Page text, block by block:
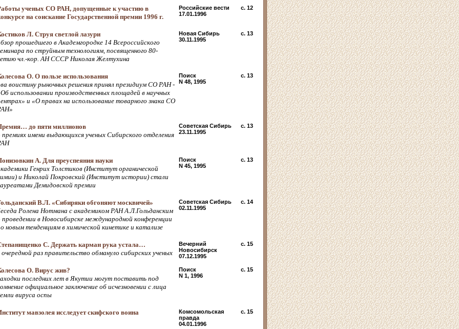
ученых СО РАН, допущенные к участию в
на соискание Государственной премии 1996 г.
Российские вести
17.01.1996
c. 12
Л. Струя светлой лазури
прошедшего в Академгородке 14 Всероссийского
по струйным технологиям, посвященного 80-
чл.-кор. АН СССР Николая Желтухина
Новая Сибирь
30.11.1995
c. 13
О. О пользе использования
воистину рыночных решения принял президиум СО РАН -
использовании производственных площадей в научных
и «О правах на использование товарного знака СО
Поиск
N 48, 1995
c. 13
до пяти миллионов
премиях имени выдающихся ученых Сибирского отделения
Советская Сибирь
23.11.1995
c. 13
А. Для преуспеяния науки
Генрих Толстиков (Институт органической
и Николай Покровский (Институт истории) стали
Демидовской премии
Поиск
N 45, 1995
c. 13
В.Л. «Сибиряки обгоняют москвичей»
Ролена Нотмана с академиком РАН А.Л.Гольданским
проведении в Новосибирске международной конференции
новым тенденциям в химической кинетике и катализе
Советская Сибирь
02.11.1995
c. 14
С. Держать карман рука устала…
очередной раз правительство обмануло сибирских ученых
Вечерний
Новосибирск
07.12.1995
c. 15
О. Вирус жив?
последних лет в Якутии могут поставить под
официальное заключение об исчезновении с лица
вируса оспы
Поиск
N 1, 1996
c. 15
мавзолея исследует скифского воина
Комсомольская
правда
04.01.1996
c. 15